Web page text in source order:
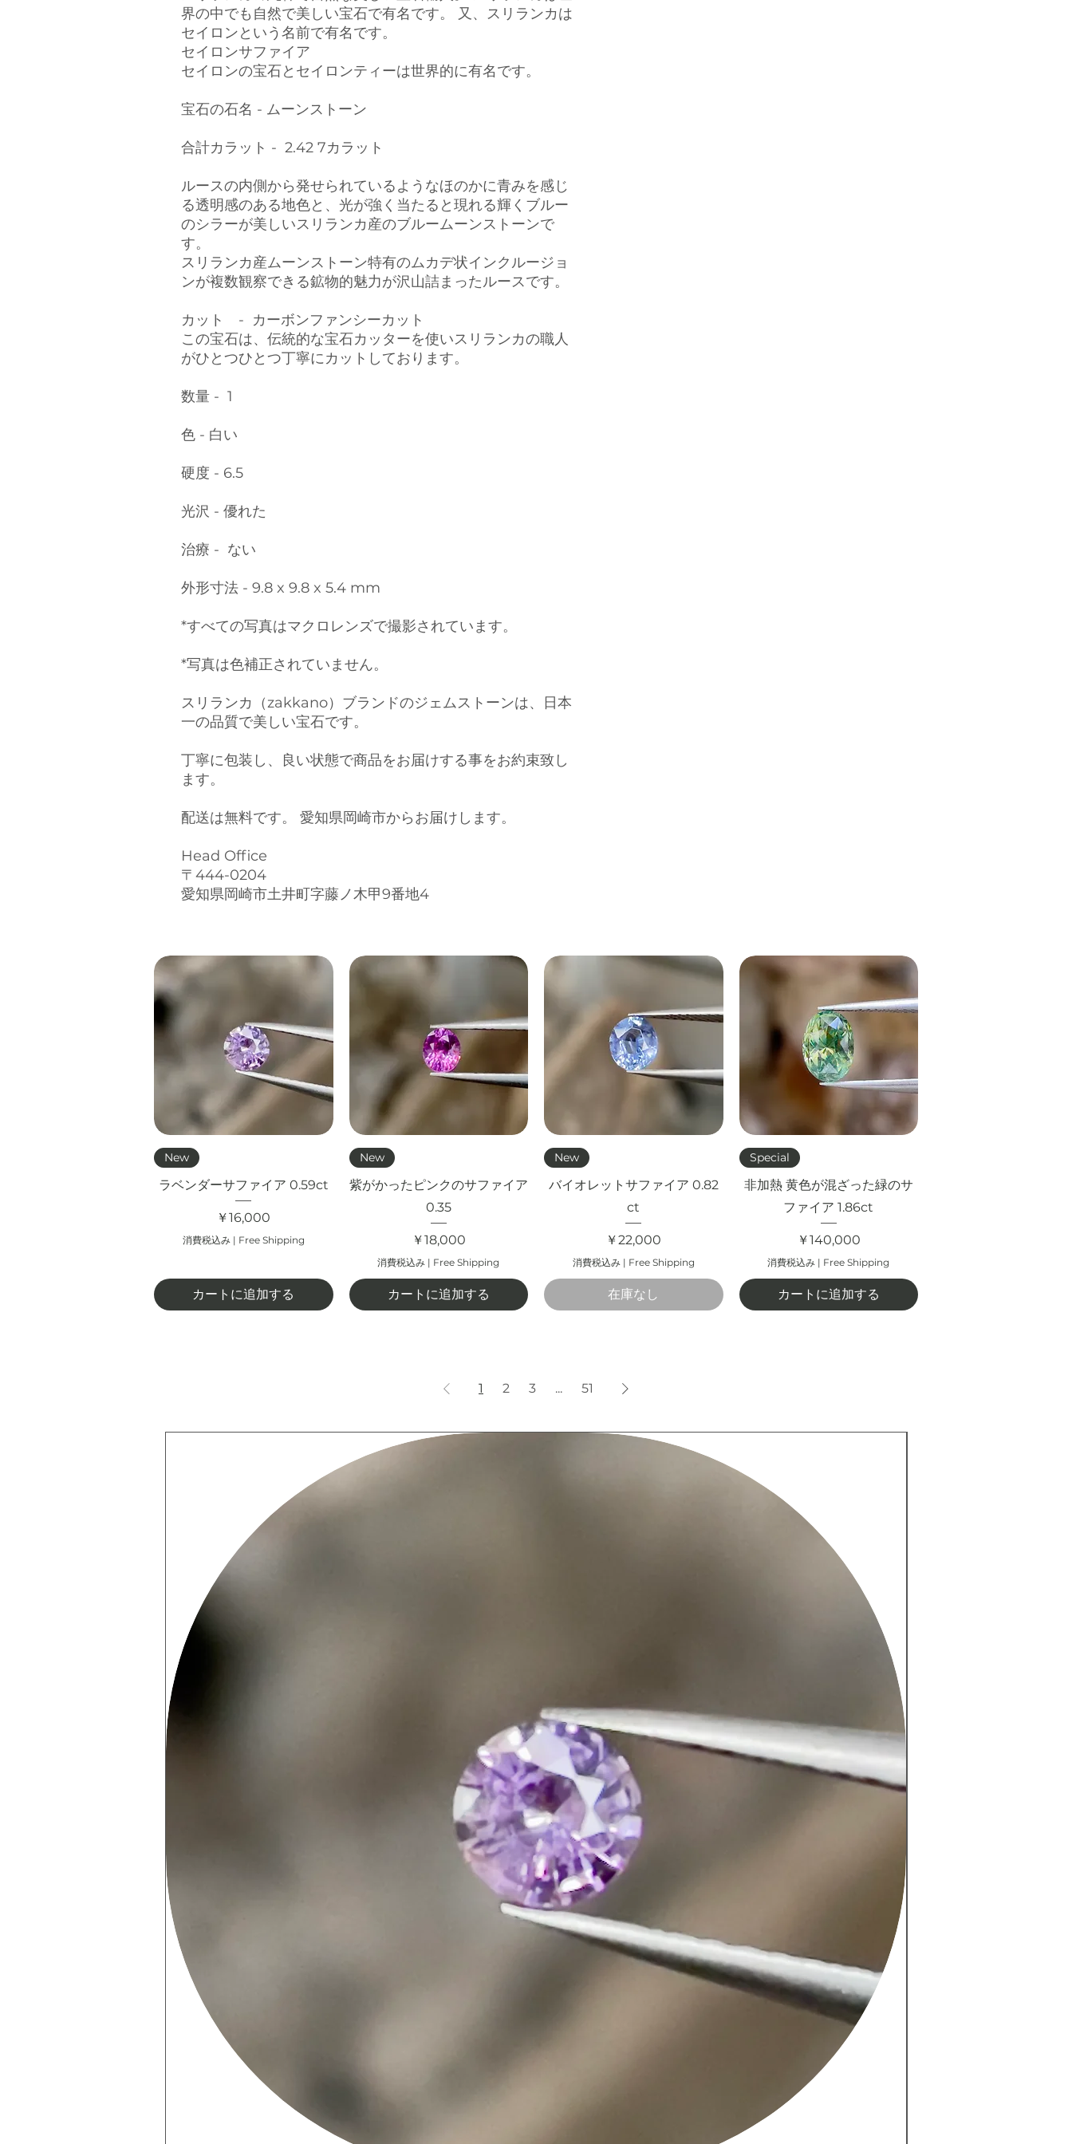
界の中でも自然で美しい宝石で有名です。 又、スリランカは
セイロンという名前で有名です。
セイロンサファイア
セイロンの宝石とセイロンティーは世界的に有名です。
宝石の石名 - ムーンストーン
合計カラット - 2.42 7カラット
ルースの内側から発せられているようなほのかに青みを感じ
る透明感のある地色と、光が強く当たると現れる輝くブルー
のシラーが美しいスリランカ産のブルームーンストーンで
す。
スリランカ産ムーンストーン特有のムカデ状インクルージョ
ンが複数観察できる鉱物的魅力が沢山詰まったルースです。
カット - カーボンファンシーカット
この宝石は、伝統的な宝石カッターを使いスリランカの職人
がひとつひとつ丁寧にカットしております。
数量 - 1
色 - 白い
硬度 - 6.5
光沢 - 優れた
治療 - ない
外形寸法 - 9.8 x 9.8 x 5.4 mm
*すべての写真はマクロレンズで撮影されています。
*写真は色補正されていません。
スリランカ（zakkano）ブランドのジェムストーンは、日本
一の品質で美しい宝石です。
丁寧に包装し、良い状態で商品をお届けする事をお約束致し
ます。
配送は無料です。 愛知県岡崎市からお届けします。
Head Office
〒444-0204
愛知県岡崎市土井町字藤ノ木甲9番地4
New
ラベンダーサファイア 0.59ct
価格
￥16,000
消費税込み| Free Shipping
カートに追加する
New
紫がかったピンクのサファイア
0.35
価格
￥18,000
消費税込み | Free Shipping
カートに追加する
New
バイオレットサファイア 0.82
ct
価格
￥22,000
消費税込み| Free Shipping
在庫なし
クイックビュー
Special
非加熱 黄色が混ざった緑のサ
ファイア 1.86ct
価格
￥140,000
消費税込み | Free Shipping
カートに追加する
1 2 3 ... 51